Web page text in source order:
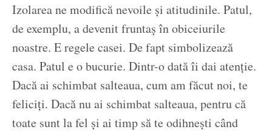
Izolarea ne modifică nevoile și atitudinile. Patul,
de exemplu, a devenit fruntaș în obiceiurile
noastre. E regele casei. De fapt simbolizează
casa. Patul e o bucurie. Dintr-o dată îi dai atenție.
Dacă ai schimbat salteaua, cum am făcut noi, te
feliciți. Dacă nu ai schimbat salteaua, pentru că
toate sunt la fel și ai timp să te odihnești când